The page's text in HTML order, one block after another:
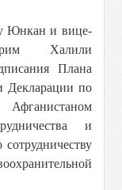
Юнкан и вице-
Халили
Плана
Декларации по
и